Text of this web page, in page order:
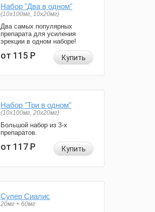
Набор "Два в одном"
(10x100мг, 10x20мг)
Два самых популярных
препарата для усиления
эрекции в одном наборе!
от 115Р Купить
Набор "Три в одном"
(10x100мг, 20x20мг)
Большой набор из 3-х
препаратов.
от 117Р Купить
Супер Сиалис
20мг + 60мг